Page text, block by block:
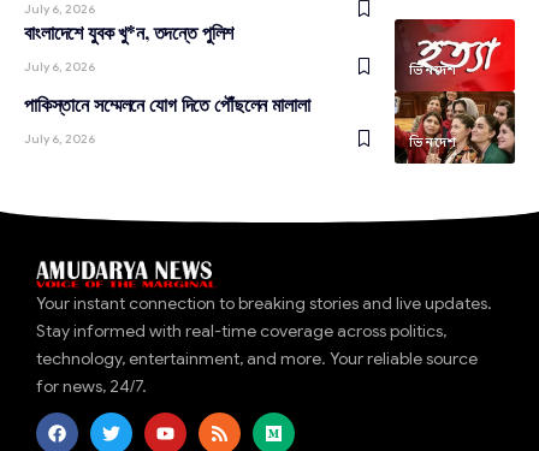
July 6, 2026
ভিনদেশ
বাংলাদেশে যুবক খু*ন, তদন্তে পুলিশ
July 6, 2026
ভিনদেশ
পাকিস্তানে সম্মেলনে যোগ দিতে পৌঁছলেন মালালা
July 6, 2026
Your instant connection to breaking stories and live updates.
Stay informed with real-time coverage across politics,
technology, entertainment, and more. Your reliable source
for news, 24/7.